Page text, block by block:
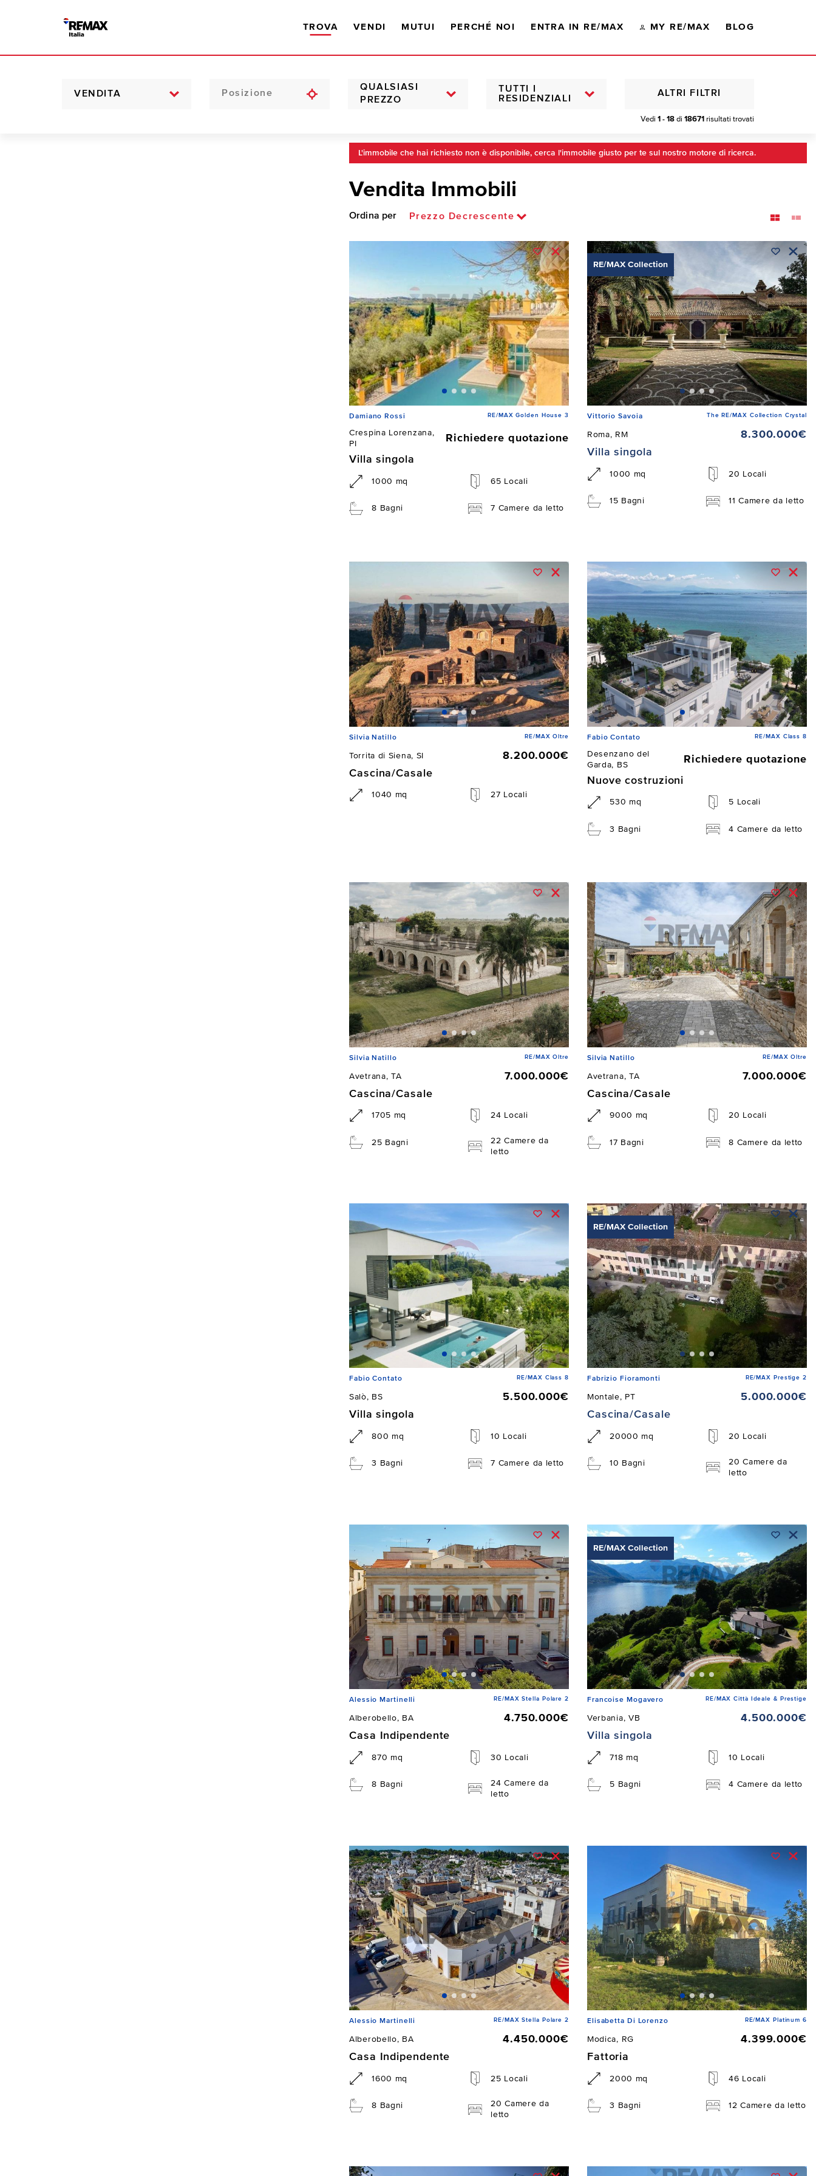
TROVA VENDI MUTUI PERCHÉ NOI ENTRA IN RE/MAX MY RE/MAX BLOG
VENDITA
QUALSIASI
PREZZO
TUTTI I
RESIDENZIALI
Vedi 1 - 18 di 18671 risultati trovati
ALTRI FILTRI
L'immobile che hai richiesto non è disponibile, cerca l'immobile giusto per te sul nostro motore di ricerca.
Vendita Immobili
Ordina per Prezzo Decrescente
Damiano Rossi RE/MAX Golden House 3
Crespina Lorenzana,
PI
Richiedere quotazione
Villa singola
1000 mq 65 Locali
8 Bagni 7 Camere da letto
RE/MAX Collection
Vittorio Savoia The RE/MAX Collection Crystal
Roma, RM
8.300.000€
Villa singola
1000 mq 20 Locali
15 Bagni 11 Camere da letto
Silvia Natillo RE/MAX Oltre
Torrita di Siena, SI
8.200.000€
Cascina/Casale
1040 mq 27 Locali
Fabio Contato RE/MAX Class 8
Desenzano del
Garda, BS
Richiedere quotazione
Nuove costruzioni
530 mq 5 Locali
3 Bagni 4 Camere da letto
Silvia Natillo RE/MAX Oltre
Avetrana, TA
7.000.000€
Cascina/Casale
1705 mq 24 Locali
25 Bagni
22 Camere da
letto
Silvia Natillo RE/MAX Oltre
Avetrana, TA
7.000.000€
Cascina/Casale
9000 mq 20 Locali
17 Bagni 8 Camere da letto
Fabio Contato RE/MAX Class 8
Salò, BS
5.500.000€
Villa singola
800 mq 10 Locali
3 Bagni 7 Camere da letto
RE/MAX Collection
Fabrizio Fioramonti RE/MAX Prestige 2
Montale, PT
5.000.000€
Cascina/Casale
20000 mq 20 Locali
10 Bagni
20 Camere da
letto
Alessio Martinelli RE/MAX Stella Polare 2
Alberobello, BA
4.750.000€
Casa Indipendente
870 mq 30 Locali
8 Bagni
24 Camere da
letto
RE/MAX Collection
Francoise Mogavero RE/MAX Città Ideale & Prestige
Verbania, VB
4.500.000€
Villa singola
718 mq 10 Locali
5 Bagni 4 Camere da letto
Alessio Martinelli RE/MAX Stella Polare 2
Alberobello, BA
4.450.000€
Casa Indipendente
1600 mq 25 Locali
8 Bagni
20 Camere da
letto
Elisabetta Di Lorenzo RE/MAX Platinum 6
Modica, RG
4.399.000€
Fattoria
2000 mq 46 Locali
3 Bagni 12 Camere da letto